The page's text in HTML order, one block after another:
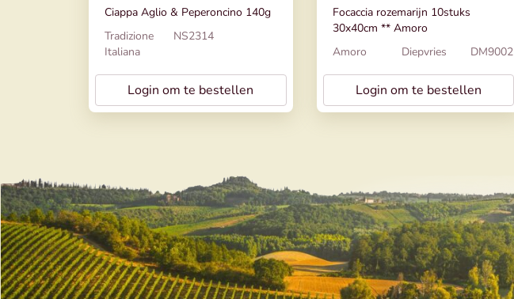
Ciappa Aglio & Peperoncino 140g
Tradizione
Italiana
NS2314
Login om te bestellen
Focaccia rozemarijn 10stuks
30x40cm ** Amoro
Amoro
Diepvries DM9002
Login om te bestellen